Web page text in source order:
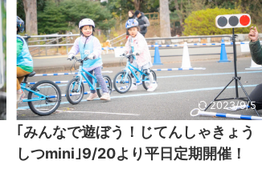
2023/9/5
｢みんなで遊ぼう！じてんしゃきょう
しつmini｣9/20より平日定期開催！